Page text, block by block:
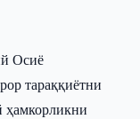
Осиё
тараққиётни
ҳамкорликни